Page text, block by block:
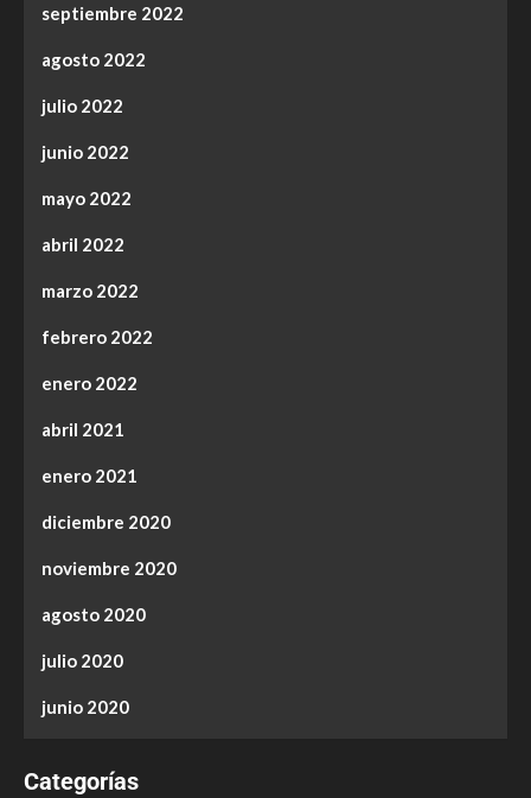
septiembre 2022
agosto 2022
julio 2022
junio 2022
mayo 2022
abril 2022
marzo 2022
febrero 2022
enero 2022
abril 2021
enero 2021
diciembre 2020
noviembre 2020
agosto 2020
julio 2020
junio 2020
Categorías